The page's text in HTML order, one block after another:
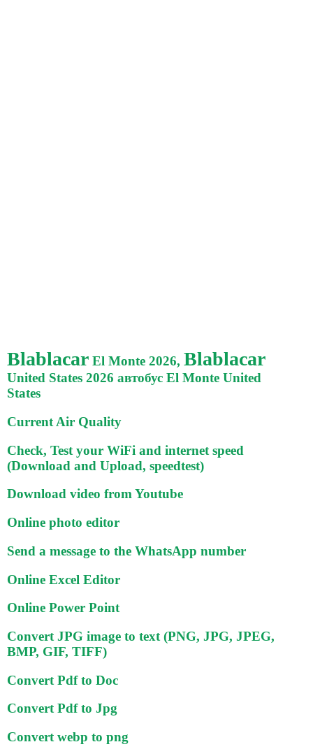
Blablacar El Monte 2026, Blablacar
United States 2026 автобус El Monte United
States
Current Air Quality
Check, Test your WiFi and internet speed
(Download and Upload, speedtest)
Download video from Youtube
Online photo editor
Send a message to the WhatsApp number
Online Excel Editor
Online Power Point
Convert JPG image to text (PNG, JPG, JPEG,
BMP, GIF, TIFF)
Convert Pdf to Doc
Convert Pdf to Jpg
Convert webp to png